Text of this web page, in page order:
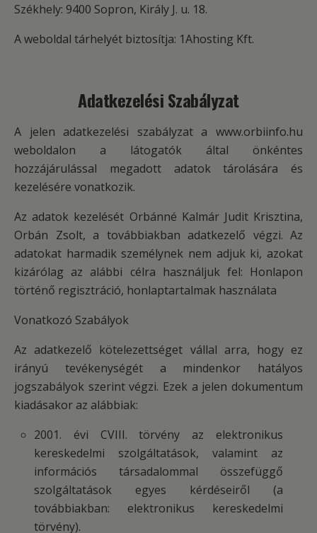
Székhely: 9400 Sopron, Király J. u. 18.
A weboldal tárhelyét biztosítja: 1Ahosting Kft.
Adatkezelési Szabályzat
A jelen adatkezelési szabályzat a www.orbiinfo.hu
weboldalon a látogatók által önkéntes
hozzájárulással megadott adatok tárolására és
kezelésére vonatkozik.
Az adatok kezelését Orbánné Kalmár Judit Krisztina,
Orbán Zsolt, a továbbiakban adatkezelő végzi. Az
adatokat harmadik személynek nem adjuk ki, azokat
kizárólag az alábbi célra használjuk fel: Honlapon
történő regisztráció, honlaptartalmak használata
Vonatkozó Szabályok
Az adatkezelő kötelezettséget vállal arra, hogy ez
irányú tevékenységét a mindenkor hatályos
jogszabályok szerint végzi. Ezek a jelen dokumentum
kiadásakor az alábbiak:
2001. évi CVIII. törvény az elektronikus
kereskedelmi szolgáltatások, valamint az
információs társadalommal összefüggő
szolgáltatások egyes kérdéseiről (a
továbbiakban: elektronikus kereskedelmi
törvény).